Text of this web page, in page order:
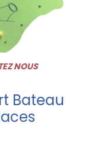
NOUS
Bateau